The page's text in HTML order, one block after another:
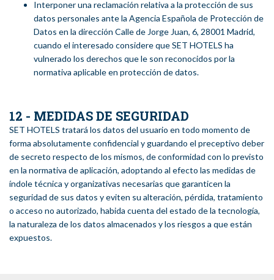
Interponer una reclamación relativa a la protección de sus
datos personales ante la Agencia Española de Protección de
Datos en la dirección Calle de Jorge Juan, 6, 28001 Madrid,
cuando el interesado considere que SET HOTELS ha
vulnerado los derechos que le son reconocidos por la
normativa aplicable en protección de datos.
12 - MEDIDAS DE SEGURIDAD
SET HOTELS tratará los datos del usuario en todo momento de
forma absolutamente confidencial y guardando el preceptivo deber
de secreto respecto de los mismos, de conformidad con lo previsto
en la normativa de aplicación, adoptando al efecto las medidas de
índole técnica y organizativas necesarias que garanticen la
seguridad de sus datos y eviten su alteración, pérdida, tratamiento
o acceso no autorizado, habida cuenta del estado de la tecnología,
la naturaleza de los datos almacenados y los riesgos a que están
expuestos.